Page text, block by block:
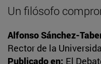
Un filósofo
Alfonso Sánchez-
Rector de la
Publicado en: El